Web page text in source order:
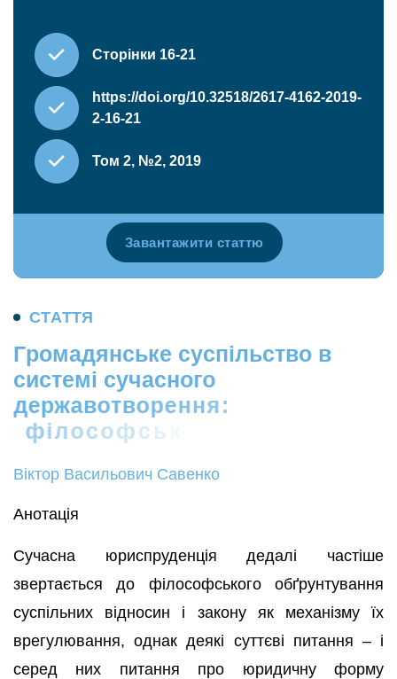
Сторінки 16-21
https://doi.org/10.32518/2617-4162-2019-
2-16-21
Том 2, №2, 2019
Завантажити статтю
СТАТТЯ
Громадянське суспільство в
системі сучасного
державотворення:
філософськ о
Віктор Васильович Савенко
Анотація
Сучасна юриспруденція дедалі частіше
звертається до філософського обґрунтування
суспільних відносин і закону як механізму їх
врегулювання, однак деякі суттєві питання – і
серед них питання про юридичну форму